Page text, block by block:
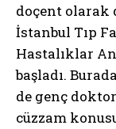
doçent olarak
İstanbul Tıp
Hastalıklar
başladı.
de genç
cüzzam